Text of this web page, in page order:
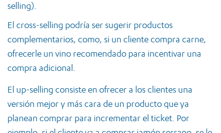
selling).
El cross-selling podría ser sugerir productos
complementarios, como, si un cliente compra carne,
ofrecerle un vino recomendado para incentivar una
compra adicional.
El up-selling consiste en ofrecer a los clientes una
versión mejor y más cara de un producto que ya
planean comprar para incrementar el ticket. Por